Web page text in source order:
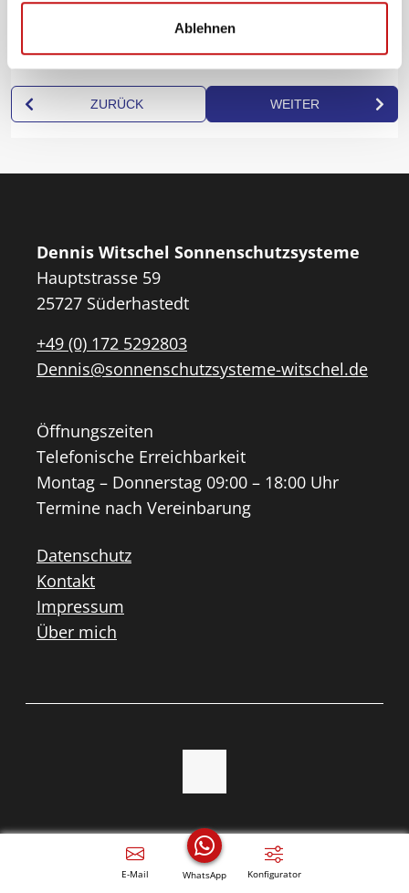
Ablehnen
Dennis Witschel Sonnenschutzsysteme
Hauptstrasse 59
25727 Süderhastedt
+49 (0) 172 5292803
Dennis@sonnenschutzsysteme-witschel.de
Öffnungszeiten
Telefonische Erreichbarkeit
Montag – Donnerstag 09:00 – 18:00 Uhr
Termine nach Vereinbarung
Datenschutz
Kontakt
Impressum
Über mich
E-Mail WhatsApp Konfigurator